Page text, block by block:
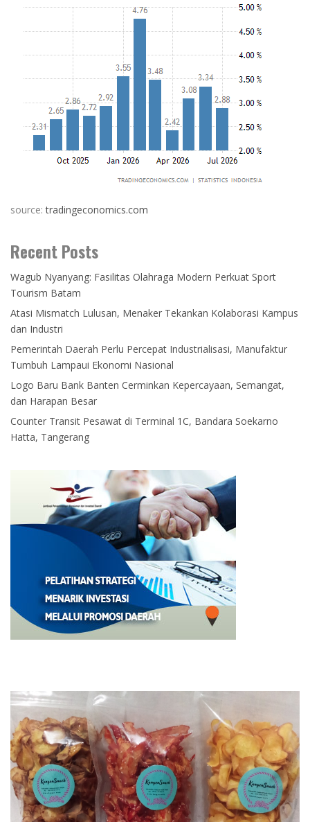
source:tradingeconomics.com
Recent Posts
Wagub Nyanyang: Fasilitas Olahraga Modern Perkuat Sport
Tourism Batam
Atasi Mismatch Lulusan, Menaker Tekankan Kolaborasi Kampus
dan Industri
Pemerintah Daerah Perlu Percepat Industrialisasi, Manufaktur
Tumbuh Lampaui Ekonomi Nasional
Logo Baru Bank Banten Cerminkan Kepercayaan, Semangat,
dan Harapan Besar
Counter Transit Pesawat di Terminal 1C, Bandara Soekarno
Hatta, Tangerang